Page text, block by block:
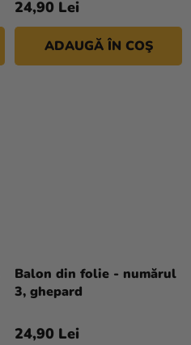
24,90 Lei
ADAUGĂ ÎN COŞ
Balon din folie - numărul
3, ghepard
24,90 Lei